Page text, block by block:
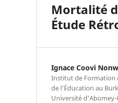
Mortalité
Étude
Ignace Coovi
Institut de Formation
de l'Éducation au
Université